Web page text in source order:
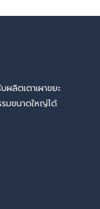
ลิตเตาเผาขยะ
มขนาดใหญ่ได้